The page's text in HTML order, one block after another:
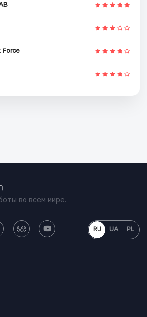
Force
во всем мире.
RU UA PL